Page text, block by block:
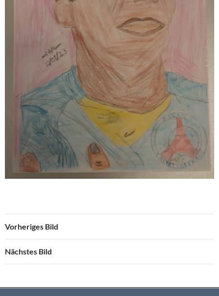
Vorheriges Bild
Nächstes Bild